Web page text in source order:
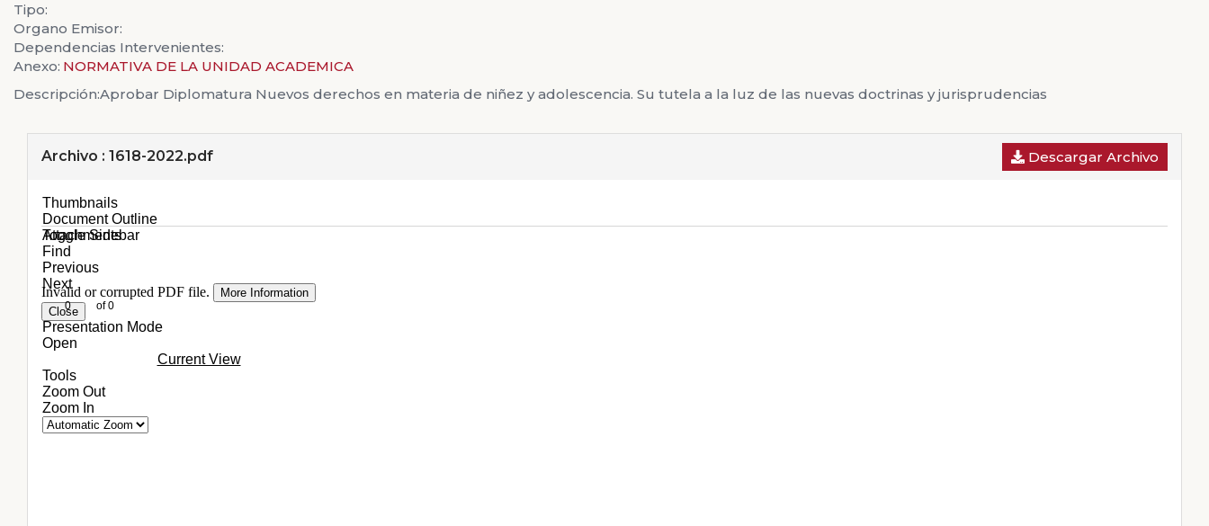
Tipo:
Organo Emisor:
Dependencias Intervenientes:
Anexo: NORMATIVA DE LA UNIDAD ACADEMICA
Descripción:Aprobar Diplomatura Nuevos derechos en materia de niñez y adolescencia. Su tutela a la luz de las nuevas doctrinas y jurisprudencias
Archivo : 1618-2022.pdf Descargar Archivo